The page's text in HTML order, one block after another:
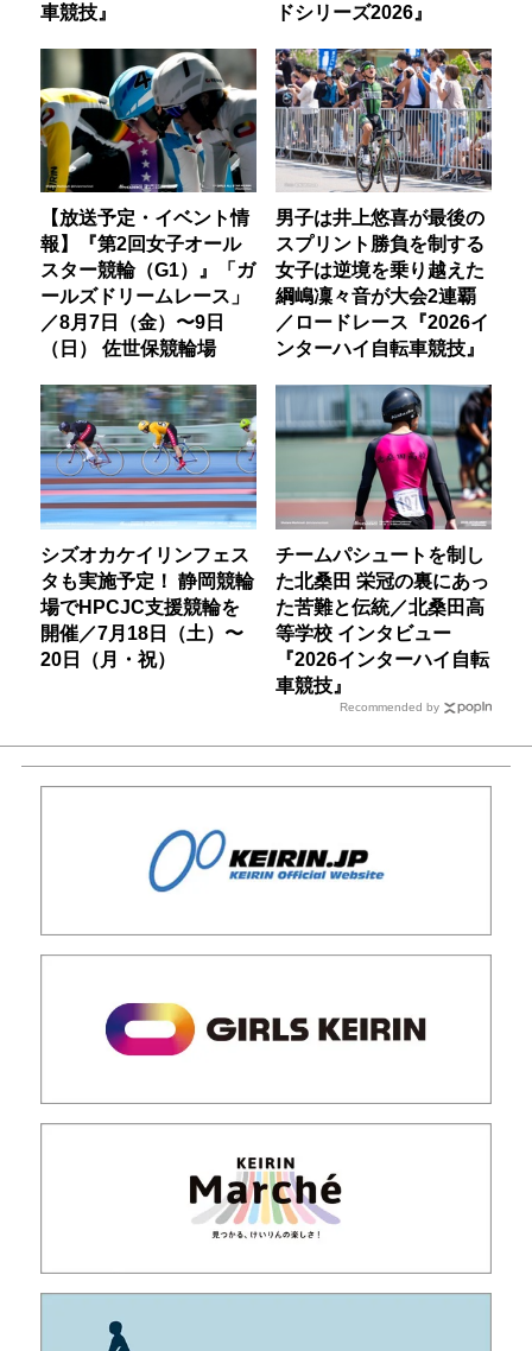
車競技』
ドシリーズ2026』
【放送予定・イベント情
報】『第2回女子オール
スター競輪（G1）』「ガ
ールズドリームレース」
／8月7日（金）〜9日
（日） 佐世保競輪場
男子は井上悠喜が最後の
スプリント勝負を制する
女子は逆境を乗り越えた
綱嶋凜々音が大会2連覇
／ロードレース『2026イ
ンターハイ自転車競技』
シズオカケイリンフェス
タも実施予定！ 静岡競輪
場でHPCJC支援競輪を
開催／7月18日（土）〜
20日（月・祝）
チームパシュートを制し
た北桑田 栄冠の裏にあっ
た苦難と伝統／北桑田高
等学校 インタビュー
『2026インターハイ自転
車競技』
Recommended by